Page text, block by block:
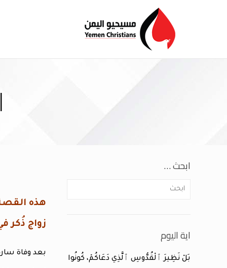
هذه
زواج ذُكر
بعد وفاة
ابحث …
اية اليوم
بَلْ نَظِيرَ ٱلْقُدُّوسِ ٱلَّذِي دَعَاكُمْ، كُونُوا